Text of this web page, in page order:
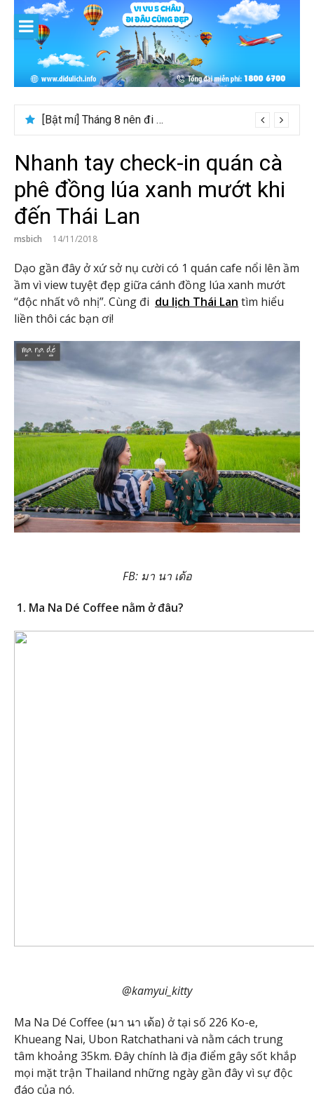
content
[Bật mí] Tháng 8 nên đi nước nào đẹp? Gợi ý 5+ tọa độ hot 2026
Nhanh tay check-in quán cà
phê đồng lúa xanh mướt khi
đến Thái Lan
msbich 14/11/2018
Dạo gần đây ở xứ sở nụ cười có 1 quán cafe nổi lên ầm
ầm vì view tuyệt đẹp giữa cánh đồng lúa xanh mướt
“độc nhất vô nhị”. Cùng đi du lịch Thái Lan tìm hiểu
liền thôi các bạn ơi!
FB: มา นา เด้อ
1. Ma Na Dé Coffee nằm ở đâu?
@kamyui_kitty
Ma Na Dé Coffee (มา นา เด้อ) ở tại số 226 Ko-e,
Khueang Nai, Ubon Ratchathani và nằm cách trung
tâm khoảng 35km. Đây chính là địa điểm gây sốt khắp
mọi mặt trận Thailand những ngày gần đây vì sự độc
đáo của nó.